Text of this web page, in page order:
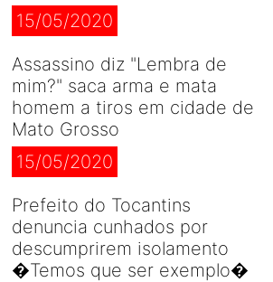
15/05/2020
Assassino diz "Lembra de
mim?" saca arma e mata
homem a tiros em cidade de
Mato Grosso
15/05/2020
Prefeito do Tocantins
denuncia cunhados por
descumprirem isolamento
�Temos que ser exemplo�